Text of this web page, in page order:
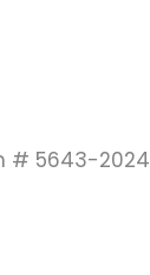
# 5643-2024